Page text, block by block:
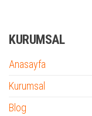
KURUMSAL
Anasayfa
Kurumsal
Blog